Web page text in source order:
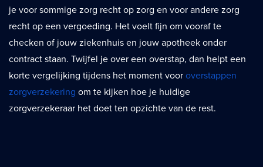
je voor sommige zorg recht op zorg en voor andere zorg
recht op een vergoeding. Het voelt fijn om vooraf te
checken of jouw ziekenhuis en jouw apotheek onder
contract staan. Twijfel je over een overstap, dan helpt een
korte vergelijking tijdens het moment voor overstappen
zorgverzekering om te kijken hoe je huidige
zorgverzekeraar het doet ten opzichte van de rest.